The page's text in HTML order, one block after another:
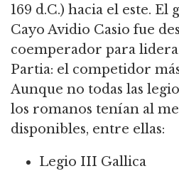
169 d.C.) hacia el este.
Cayo Avidio Casio fue
coemperador para
Partia: el competidor
Aunque no todas las
los romanos tenían al
disponibles, entre ellas:
Legio III Gallica